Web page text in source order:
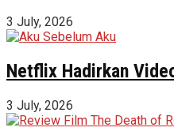
3 July, 2026
Netflix Hadirkan
3 July, 2026